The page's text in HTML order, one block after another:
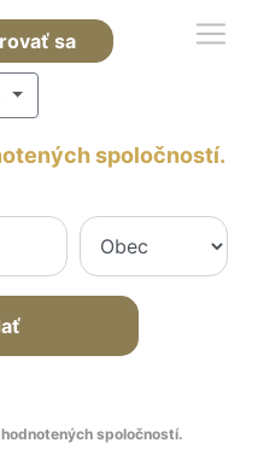
sa
spoločností.
spoločností.